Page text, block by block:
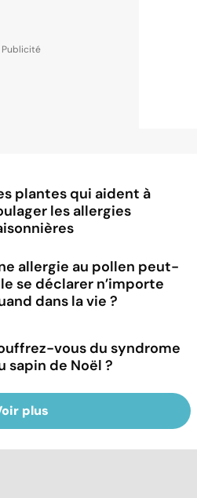
plantes qui aident à
les allergies
allergie au pollen peut-
se déclarer n’importe
dans la vie ?
vous du syndrome
sapin de Noël ?
plus